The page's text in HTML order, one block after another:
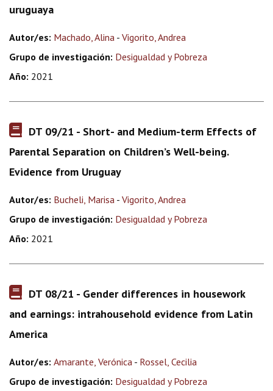
uruguaya
Autor/es: Machado, Alina - Vigorito, Andrea
Grupo de investigación: Desigualdad y Pobreza
Año: 2021
DT 09/21 - Short- and Medium-term Effects of
Parental Separation on Children’s Well-being.
Evidence from Uruguay
Autor/es: Bucheli, Marisa - Vigorito, Andrea
Grupo de investigación: Desigualdad y Pobreza
Año: 2021
DT 08/21 - Gender differences in housework
and earnings: intrahousehold evidence from Latin
America
Autor/es: Amarante, Verónica - Rossel, Cecilia
Grupo de investigación: Desigualdad y Pobreza